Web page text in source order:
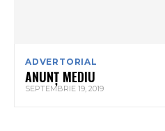
ADVERTORIAL
ANUNȚ MEDIU
SEPTEMBRIE 19, 2019